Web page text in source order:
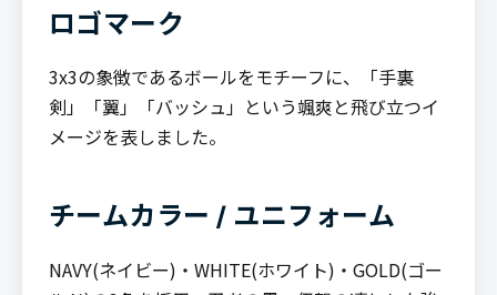
ロゴマーク
3x3の象徴であるボールをモチーフに、「手裏
剣」「翼」「バッシュ」という颯爽と飛び立つイ
メージを表しました。
チームカラー / ユニフォーム
NAVY(ネイビー)・WHITE(ホワイト)・GOLD(ゴー